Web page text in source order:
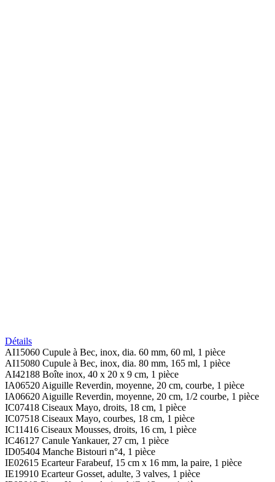
Détails
AI15060 Cupule à Bec, inox, dia. 60 mm, 60 ml, 1 pièce
AI15080 Cupule à Bec, inox, dia. 80 mm, 165 ml, 1 pièce
AI42188 Boîte inox, 40 x 20 x 9 cm, 1 pièce
IA06520 Aiguille Reverdin, moyenne, 20 cm, courbe, 1 pièce
IA06620 Aiguille Reverdin, moyenne, 20 cm, 1/2 courbe, 1 pièce
IC07418 Ciseaux Mayo, droits, 18 cm, 1 pièce
IC07518 Ciseaux Mayo, courbes, 18 cm, 1 pièce
IC11416 Ciseaux Mousses, droits, 16 cm, 1 pièce
IC46127 Canule Yankauer, 27 cm, 1 pièce
ID05404 Manche Bistouri n°4, 1 pièce
IE02615 Ecarteur Farabeuf, 15 cm x 16 mm, la paire, 1 pièce
IE19910 Ecarteur Gosset, adulte, 3 valves, 1 pièce